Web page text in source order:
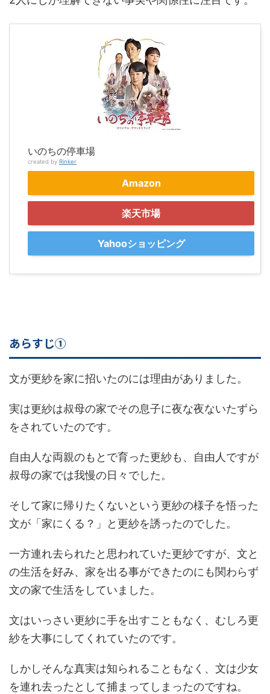
いのちの停車場
created by Rinker
Amazon
楽天市場
Yahooショッピング
あらすじ①
文が更紗を家に招いたのには理由がありました。
実は更紗は叔母の家でその息子に夜な夜ないたずら
をされていたのです。
自由人な両親のもとで育った更紗も、自由人ですが
叔母の家では我慢の日々でした。
そして家に帰りたくないという更紗の様子を悟った
文が「家にくる？」と更紗を誘ったのでした。
一方連れ去られたと思われていた更紗ですが、文と
の生活を好み、家を出る事ができたのにも関わらず
文の家で生活をしていました。
文はいっさい更紗に手を出すこともなく、むしろ更
紗を大事にしてくれていたのです。
しかしそんな真実は知られることもなく、文は少女
を連れ去ったとして捕まってしまったのですね。